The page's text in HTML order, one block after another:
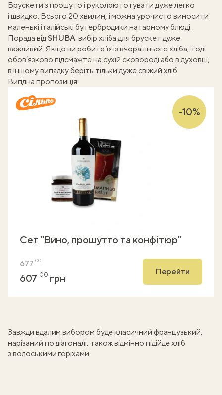
Брускети з прошуто і руколою готувати дуже легко
і швидко. Всього 20 хвилин, і можна урочисто виносити
маленькі італійські бутербродики на гарному блюді.
Порада відSHUBA: вибір хліба для брускет дуже
важливий. Якщо ви робите їх із вчорашнього хліба, тоді
обов’язково підсмажте на сухій сковороді або в духовці,
в іншому випадку беріть тільки дуже свіжий хліб.
Вигідна пропозиція:
-10%
Сет "Вино, прошутто та конфітюр"
67700
607 00 грн
Перейти
Завжди вдалим вибором буде класичний французький,
нарізаний по діагоналі, також відмінно підійдехліб
з волоськими горіхами.